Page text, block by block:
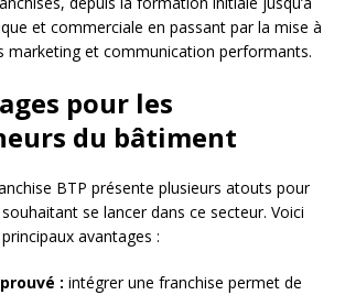
et commerciale en passant par la mise à
marketing et communication performants.
pour les
du bâtiment
BTP présente plusieurs atouts pour
se lancer dans ce secteur. Voici
avantages :
: intégrer une franchise permet de